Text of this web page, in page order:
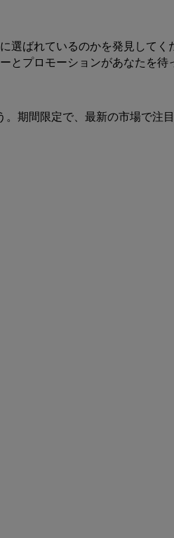
ばれているのかを発見して
プロモーションがあなたを待
期間限定で、最新の市場で